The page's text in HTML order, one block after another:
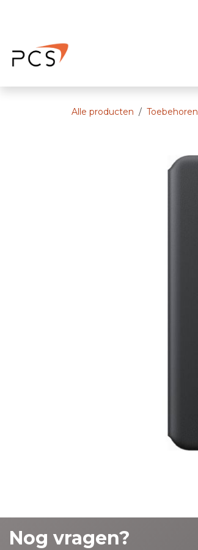
Alle producten Toebehoren
Nog vragen?